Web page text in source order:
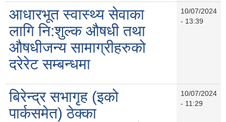
आधारभूत स्वास्थ्य सेवाका
लागि नि:शुल्क औषधी तथा
औषधीजन्य सामाग्रीहरुको
दरेरेट सम्बन्धमा
10/07/2024
- 13:39
बिरेन्द्र सभागृह (इको
पार्कसमेत) ठेक्का
10/07/2024
- 11:29